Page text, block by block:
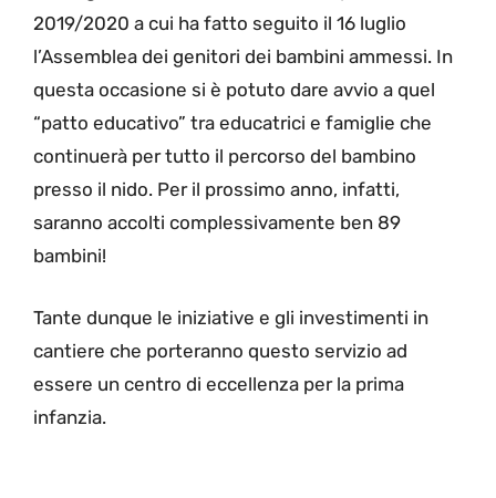
2019/2020 a cui ha fatto seguito il 16 luglio
l’Assemblea dei genitori dei bambini ammessi. In
questa occasione si è potuto dare avvio a quel
“patto educativo” tra educatrici e famiglie che
continuerà per tutto il percorso del bambino
presso il nido. Per il prossimo anno, infatti,
saranno accolti complessivamente ben 89
bambini!
Tante dunque le iniziative e gli investimenti in
cantiere che porteranno questo servizio ad
essere un centro di eccellenza per la prima
infanzia.